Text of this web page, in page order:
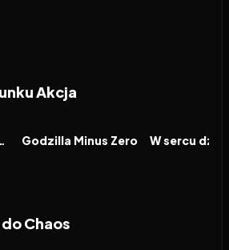
Akcja
w dniu dożynek FILM
Godzilla Minus Zero FILM
W sercu
Chaos